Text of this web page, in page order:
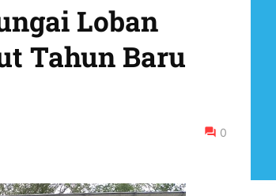
Loban
Tahun Baru
0